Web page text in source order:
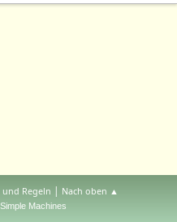
Regeln | Nach oben ▲
Simple Machines